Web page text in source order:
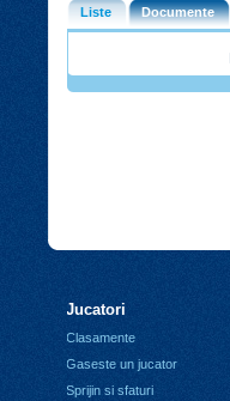
Liste Documente
Jucatori
Clasamente
Gaseste un jucator
Sprijin si sfaturi